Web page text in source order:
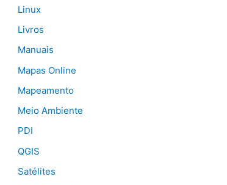
Linux
Livros
Manuais
Mapas Online
Mapeamento
Meio Ambiente
PDI
QGIS
Satélites